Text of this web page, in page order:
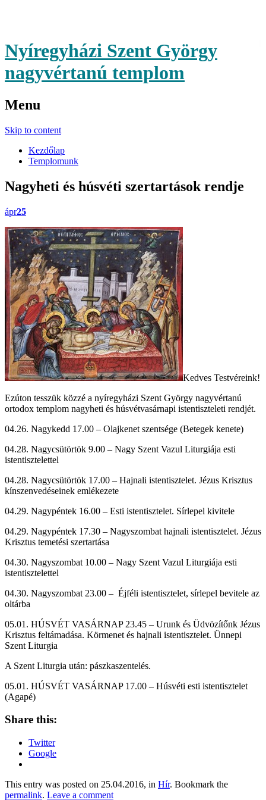
Nyíregyházi Szent György
nagyvértanú templom
Menu
Skip to content
Kezdőlap
Templomunk
Nagyheti és húsvéti szertartások rendje
ápr25
Kedves Testvéreink!
Ezúton tesszük közzé a nyíregyházi Szent György nagyvértanú
ortodox templom nagyheti és húsvétvasárnapi istentiszteleti rendjét.
04.26. Nagykedd 17.00 – Olajkenet szentsége (Betegek kenete)
04.28. Nagycsütörtök 9.00 – Nagy Szent Vazul Liturgiája esti
istentisztelettel
04.28. Nagycsütörtök 17.00 – Hajnali istentisztelet. Jézus Krisztus
kínszenvedéseinek emlékezete
04.29. Nagypéntek 16.00 – Esti istentisztelet. Sírlepel kivitele
04.29. Nagypéntek 17.30 – Nagyszombat hajnali istentisztelet. Jézus
Krisztus temetési szertartása
04.30. Nagyszombat 10.00 – Nagy Szent Vazul Liturgiája esti
istentisztelettel
04.30. Nagyszombat 23.00 – Éjféli istentisztelet, sírlepel bevitele az
oltárba
05.01. HÚSVÉT VASÁRNAP 23.45 – Urunk és Üdvözítőnk Jézus
Krisztus feltámadása. Körmenet és hajnali istentisztelet. Ünnepi
Szent Liturgia
A Szent Liturgia után: pászkaszentelés.
05.01. HÚSVÉT VASÁRNAP 17.00 – Húsvéti esti istentisztelet
(Agapé)
Share this:
Twitter
Google
This entry was posted on 25.04.2016, in Hír. Bookmark the
permalink. Leave a comment